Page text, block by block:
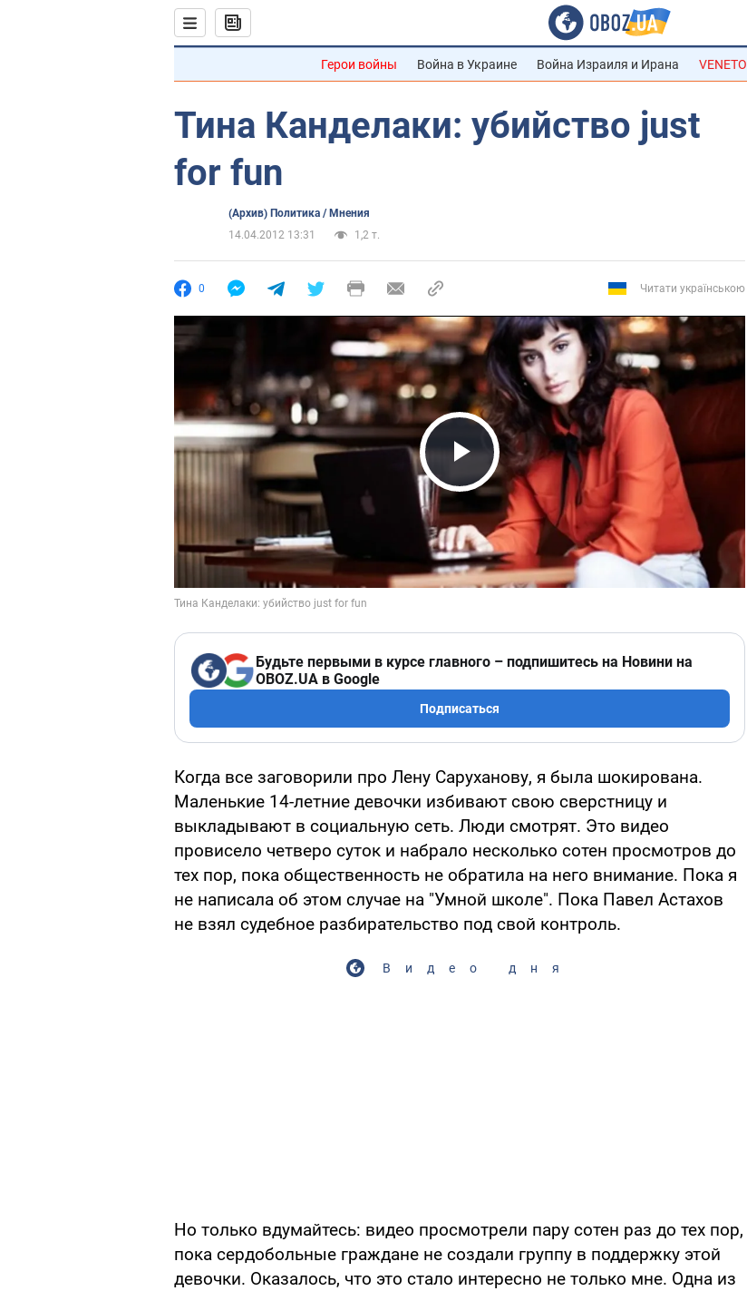
Герои войны Война в Украине Война Израиля и Ирана VENETO
Тина Канделаки: убийство just
for fun
(Архив) Политика / Мнения
14.04.2012 13:31
1,2 т.
0 Читати українською
Play Video
Будьте первыми в курсе главного – подпишитесь на Новини на
OBOZ.UA в Google
Подписаться
Когда все заговорили про Лену Саруханову, я была шокирована.
Маленькие 14-летние девочки избивают свою сверстницу и
выкладывают в социальную сеть. Люди смотрят. Это видео
провисело четверо суток и набрало несколько сотен просмотров до
тех пор, пока общественность не обратила на него внимание. Пока я
не написала об этом случае на "Умной школе". Пока Павел Астахов
не взял судебное разбирательство под свой контроль.
Видео дня
Но только вдумайтесь: видео просмотрели пару сотен раз до тех пор,
пока сердобольные граждане не создали группу в поддержку этой
девочки. Оказалось, что это стало интересно не только мне. Одна из